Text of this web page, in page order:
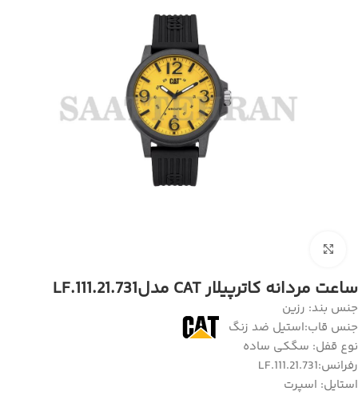
ساعت مردانه کاترپیلار CAT مدلLF.111.21.731
جنس بند: رزین
جنس قاب:استیل ضد زنگ
نوع قفل: سگکی ساده
رفرانس:LF.111.21.731
استایل: اسپرت